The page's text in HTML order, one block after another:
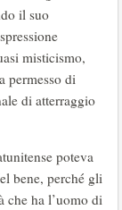
il suo
misticismo,
permesso di
di atterraggio
poteva
bene, perché gli
che ha l’uomo di